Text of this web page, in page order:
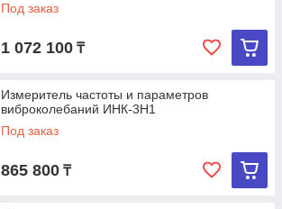
Под заказ
1 072 100 ₸
Измеритель частоты и параметров
виброколебаний ИНК-3Н1
Под заказ
865 800 ₸